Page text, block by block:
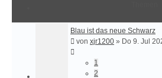
Blau ist das neue Schwarz
von xjr1200 » Do 9. Jul
1
2